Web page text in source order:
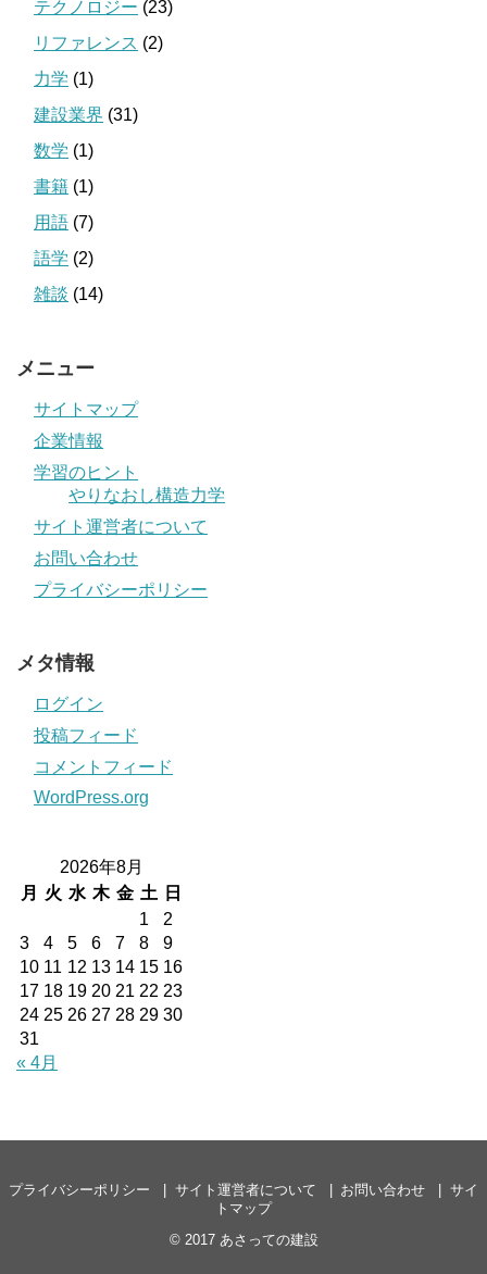
テクノロジー (23)
リファレンス (2)
力学 (1)
建設業界 (31)
数学 (1)
書籍 (1)
用語 (7)
語学 (2)
雑談 (14)
メニュー
サイトマップ
企業情報
学習のヒント
やりなおし構造力学
サイト運営者について
お問い合わせ
プライバシーポリシー
メタ情報
ログイン
投稿フィード
コメントフィード
WordPress.org
2026年8月
月
火 水 木 金 土
日
1
2
3
4 5 6 7 8
9
10 11 12 13 14 15 16
17 18 19 20 21 22 23
24 25 26 27 28 29 30
31
« 4月
プライバシーポリシー サイト運営者について お問い合わせ
サイ
トマップ
© 2017 あさっての建設